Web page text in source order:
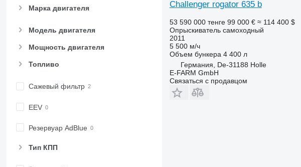
Марка двигателя
Модель двигателя
Мощность двигателя
Топливо
Сажевый фильтр
EEV
Резервуар AdBlue
Тип КПП
Challenger rogator 635 b
53 590 000 тенге 99 000 € ≈ 114 400 $
Опрыскиватель самоходный
2011
5 500 м/ч
Объем бункера 4 400 л
Германия, De-31188 Holle
E-FARM GmbH
Связаться с продавцом